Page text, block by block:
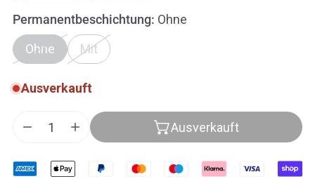
Permanentbeschichtung: Ohne
Ohne
Mit
Ausverkauft
Menge für Peter Hess® Therapie Klangschale –
Menge für Peter Hess® Therapie
Ausverkauft